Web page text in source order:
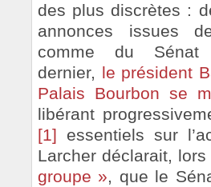
des plus discrètes :
annonces issues
comme du Sénat
dernier, le président
Palais Bourbon se
libérant
[1] essentiels sur
Larcher déclarait, lors
groupe », que le